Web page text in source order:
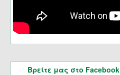
Βρείτε μας στο Facebook